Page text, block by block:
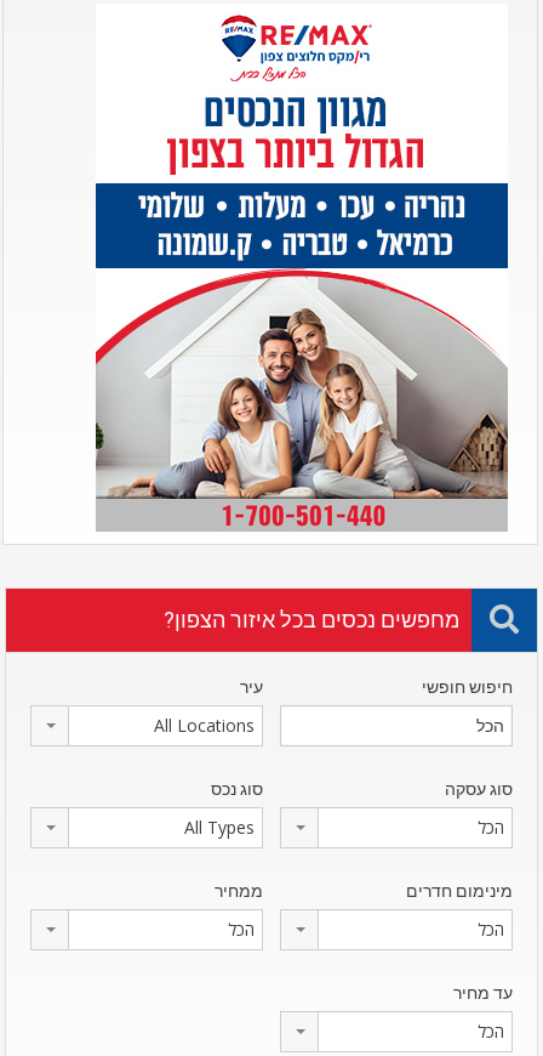
מחפשים נכסים בכל איזור הצפון?
חיפוש חופשי עיר
All Locations
סוג עסקה
הכל
סוג נכס
All Types
מינימום חדרים
הכל
ממחיר
הכל
עד מחיר
הכל